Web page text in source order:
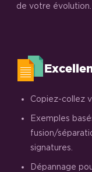
de votre évolution.
Copiez-collez
Exemples
fusion/
signatures.
Dépannage